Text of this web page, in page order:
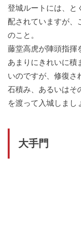
登城ルートには、と
配されていますが、
のこと。
藤堂高虎が陣頭指揮
あまりにきれいに積
いのですが、修復さ
石積み、あるいはそ
を渡って入城しまし
大手門